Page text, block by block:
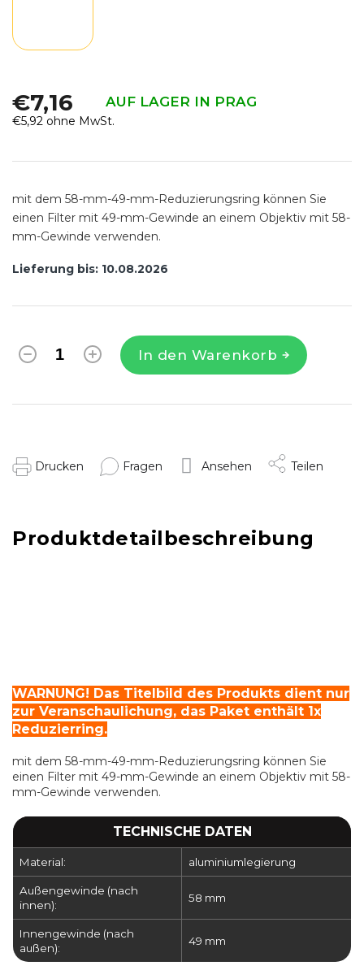
€7,16 AUF LAGER IN PRAG
€5,92 ohne MwSt.
Lieferung bis: 10.08.2026
In den Warenkorb
mit dem 58-mm-49-mm-Reduzierungsring können Sie
einen Filter mit 49-mm-Gewinde an einem Objektiv mit 58-
mm-Gewinde verwenden.
Drucken Fragen Ansehen Teilen
Produktdetailbeschreibung
WARNUNG! Das Titelbild des Produkts dient nur
zur Veranschaulichung, das Paket enthält 1x
Reduzierring.
mit dem 58-mm-49-mm-Reduzierungsring können Sie
einen Filter mit 49-mm-Gewinde an einem Objektiv mit 58-
mm-Gewinde verwenden.
TECHNISCHE DATEN
Material: aluminiumlegierung
Außengewinde (nach
innen):
58 mm
Innengewinde (nach
außen):
49 mm